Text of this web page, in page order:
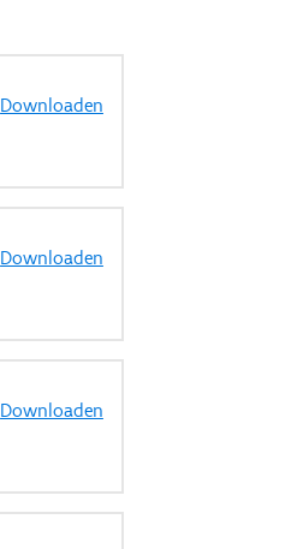
Downloaden
Downloaden
Downloaden